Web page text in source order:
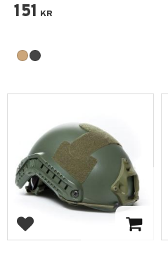
151 KR
Add to favorites